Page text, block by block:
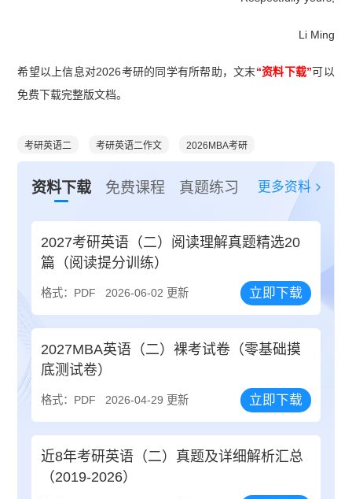
Li Ming
希望以上信息对2026考研的同学有所帮助，文末“资料下载”可以
免费下载完整版文档。
考研英语二 考研英语二作文 2026MBA考研
资料下载 免费课程 真题练习 更多资料
2027考研英语（二）阅读理解真题精选20
篇（阅读提分训练）
格式：PDF 2026-06-02 更新 立即下载
2027MBA英语（二）裸考试卷（零基础摸
底测试卷）
格式：PDF 2026-04-29 更新 立即下载
近8年考研英语（二）真题及详细解析汇总
（2019-2026）